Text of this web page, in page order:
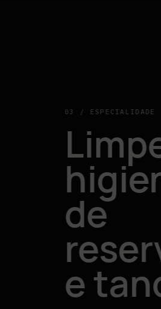
03 / ESPECIALIDADE
de
e